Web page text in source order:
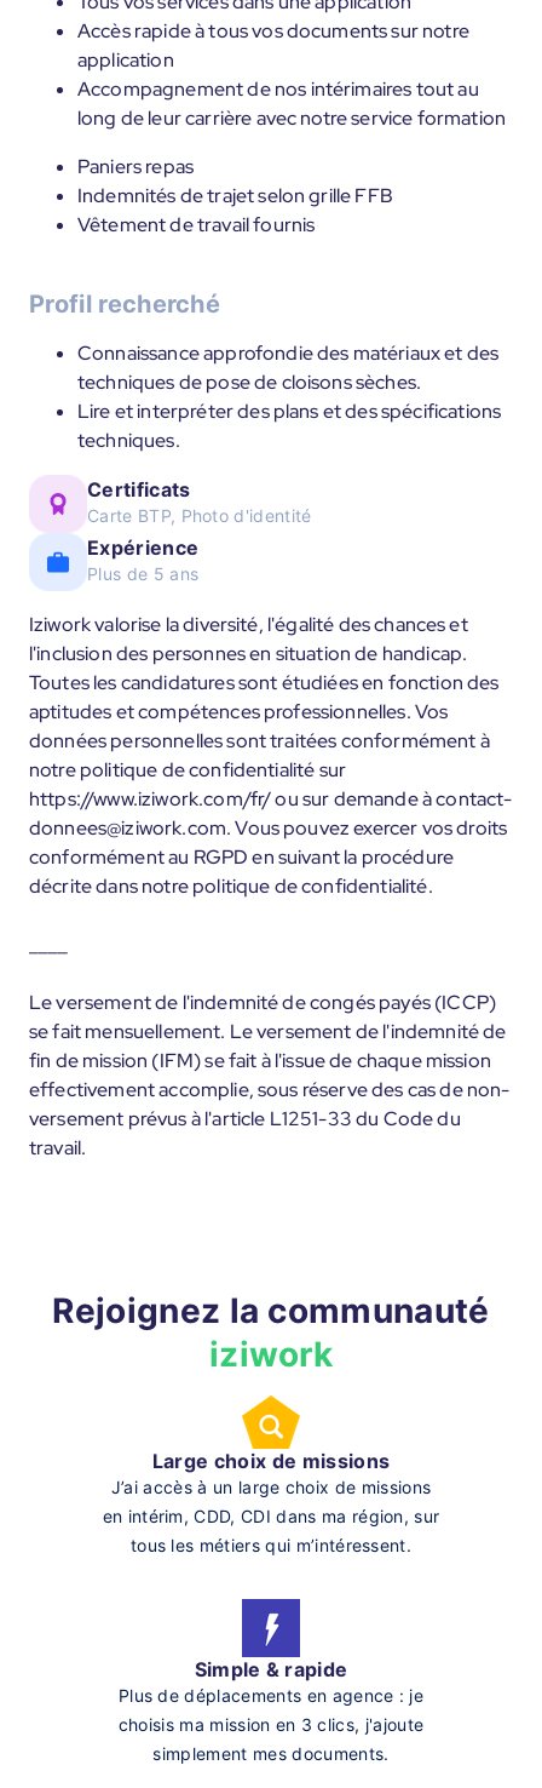
Accès rapide à tous vos documents sur notre
application
Accompagnement de nos intérimaires tout au
long de leur carrière avec notre service formation
Paniers repas
Indemnités de trajet selon grille FFB
Vêtement de travail fournis
Profil recherché
Connaissance approfondie des matériaux et des
techniques de pose de cloisons sèches.
Lire et interpréter des plans et des spécifications
techniques.
Certificats
Carte BTP, Photo d'identité
Expérience
Plus de 5 ans
Iziwork valorise la diversité, l'égalité des chances et
l'inclusion des personnes en situation de handicap.
Toutes les candidatures sont étudiées en fonction des
aptitudes et compétences professionnelles. Vos
données personnelles sont traitées conformément à
notre politique de confidentialité sur
https://www.iziwork.com/fr/ ou sur demande à contact-
donnees@iziwork.com. Vous pouvez exercer vos droits
conformément au RGPD en suivant la procédure
décrite dans notre politique de confidentialité.
Le versement de l'indemnité de congés payés (ICCP)
se fait mensuellement. Le versement de l'indemnité de
fin de mission (IFM) se fait à l'issue de chaque mission
effectivement accomplie, sous réserve des cas de non-
versement prévus à l'article L1251-33 du Code du
travail.
Rejoignez la communauté
iziwork
Large choix de missions
J’ai accès à un large choix de missions
en intérim, CDD, CDI dans ma région, sur
tous les métiers qui m’intéressent.
Simple & rapide
Plus de déplacements en agence : je
choisis ma mission en 3 clics, j'ajoute
simplement mes documents.